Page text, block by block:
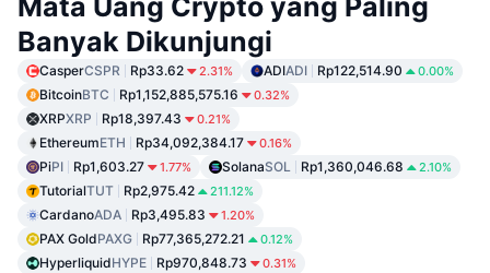
Mata Uang Crypto yang Paling
Banyak Dikunjungi
CasperCSPR Rp33.62 2.31% ADIADI Rp122,514.90 0.00%
BitcoinBTC Rp1,152,885,575.16 0.32%
XRPXRP Rp18,397.43 0.21%
EthereumETH Rp34,092,384.17 0.16%
PiPI Rp1,603.27 1.77% SolanaSOL Rp1,360,046.68 2.10%
TutorialTUT Rp2,975.42 211.12%
CardanoADA Rp3,495.83 1.20%
PAX GoldPAXG Rp77,365,272.21 0.12%
HyperliquidHYPE Rp970,848.73 0.31%